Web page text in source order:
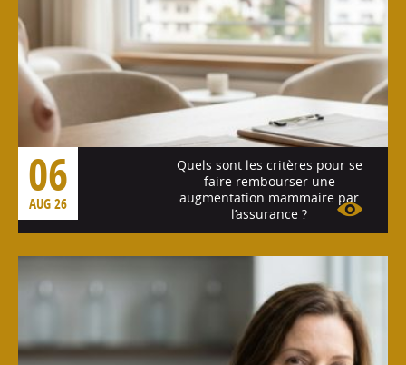
06
AUG 26
Quels sont les critères pour se
faire rembourser une
augmentation mammaire par
l’assurance ?
Voir l'article